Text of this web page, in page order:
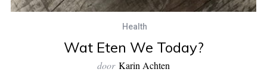
Health
Wat Eten We Today?
door Karin Achten